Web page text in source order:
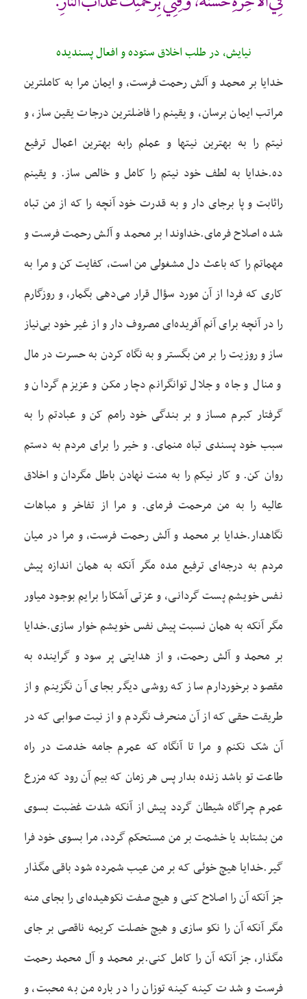
نيايش، در طلب اخلاق ستوده و افعال پسنديده
خدايا بر محمد و آلش رحمت فرست، و ايمان مرا به کاملترين
مراتب ايمان برسان، و يقينم را فاضلترين درجات يقين ساز، و
نيتم را به بهترين نيتها و عملم رابه بهترين اعمال ترفيع
ده.خدايا به لطف خود نيتم را کامل و خالص ساز. و يقينم
راثابت و پا برجای دار و به قدرت خود آنچه را که از من تباه
شده اصلاح فرمای.خداوندا بر محمد و آلش رحمت فرست و
مهماتم را که باعث دل مشغولی من است، کفايت کن و مرا به
کاری که فردا از آن مورد سؤال قرار می‌دهی بگمار، و روزگارم
را در آنچه برای آنم آفريده‌ای مصروف دار و از غير خود بی‌نياز
ساز و روزيت را بر من بگستر و به نگاه کردن به حسرت در مال
و منال و جاه و جلال توانگرانم دچار مکن و عزيزم گردان و
گرفتار کبرم مساز و بر بندگی خود رامم کن و عبادتم را به
سبب خود پسندی تباه منمای. و خير را برای مردم به دستم
روان کن. و کار نيکم را به منت نهادن باطل مگردان و اخلاق
عاليه را به من مرحمت فرمای. و مرا از تفاخر و مباهات
نگاهدار.خدايا بر محمد و آلش رحمت فرست، و مرا در ميان
مردم به درجه‌ای ترفيع مده مگر آنکه به همان اندازه پيش
نفس خويشم پست گردانی، و عزتی آشکارا برايم بوجود مياور
مگر آنکه به همان نسبت پيش نفس خويشم خوار سازی.خدايا
بر محمد و آلش رحمت، و از هدايتی پر سود و گراينده به
مقصود برخوردارم ساز که روشی ديگر بجای آن نگزينم و از
طريقت حقی که از آن منحرف نگردم و از نيت صوابی که در
آن شک نکنم و مرا تا آنگاه که عمرم جامه خدمت در راه
طاعت تو باشد زنده بدار پس هر زمان که بيم آن رود که مزرع
عمرم چراگاه شيطان گردد پيش از آنکه شدت غضبت بسوی
من بشتابد يا خشمت بر من مستحکم گردد، مرا بسوی خود فرا
گير.خدايا هيچ خوئی که بر من عيب شمرده شود باقی مگذار
جز آنکه آن را اصلاح کنی و هيچ صفت نکوهيده‌ای را بجای منه
مگر آنکه آن را نکو سازی و هيچ خصلت کريمه ناقصی بر جای
مگذار، جز آنکه آن را کامل کنی.بر محمد و آل محمد رحمت
فرست و شدت کينه کينه توزان را در باره من به محبت، و